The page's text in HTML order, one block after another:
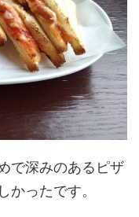
で深みのあるピザ
かったです。